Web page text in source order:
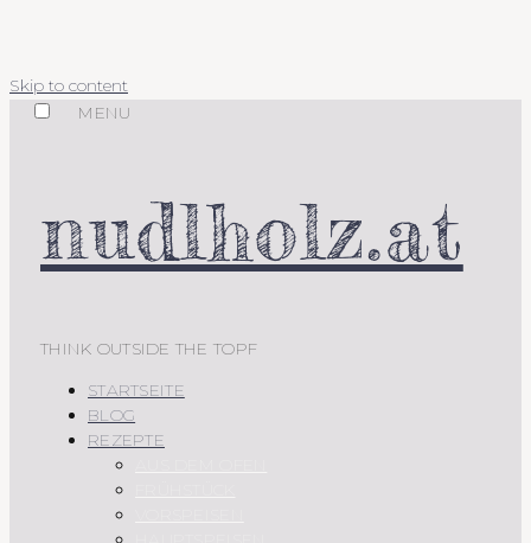
Skip to content
MENU
nudlholz.at
THINK OUTSIDE THE TOPF
STARTSEITE
BLOG
REZEPTE